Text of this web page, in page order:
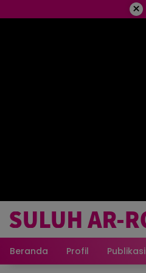
×
Beranda Profil Publikasi